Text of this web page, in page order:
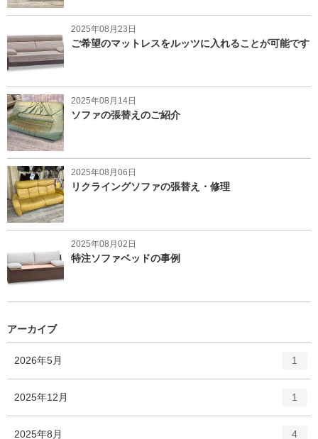
2025年08月23日
ご希望のマットレスをルッツに入れることが可能です
2025年08月14日
ソファの張替えのご紹介
2025年08月06日
リクライングソファの張替え・修理
2025年08月02日
特注ソファベッドの事例
アーカイブ
2026年5月
リ
ー
1
2025年12月 1
2025年8月 4